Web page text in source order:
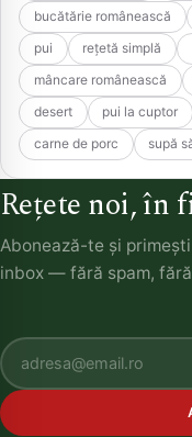
bucătărie românească
pui
rețetă simplă
mâncare românească
desert
pui la cuptor
carne de porc
supă
Rețete noi, în
Abonează-te și
inbox — fără spam,